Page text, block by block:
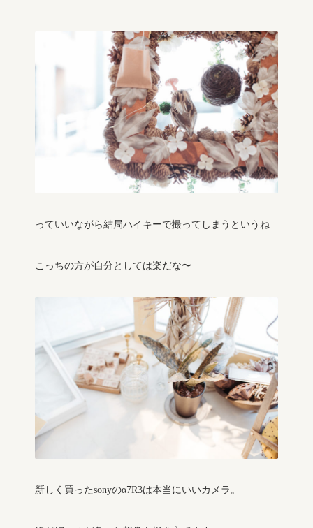
っていいながら結局ハイキーで撮ってしまうというね
こっちの方が自分としては楽だな〜
新しく買ったsonyのα7R3は本当にいいカメラ。